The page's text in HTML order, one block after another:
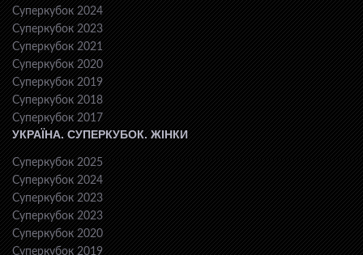
Суперкубок 2024
Суперкубок 2023
Суперкубок 2021
Суперкубок 2020
Суперкубок 2019
Суперкубок 2018
Суперкубок 2017
УКРАЇНА. СУПЕРКУБОК. ЖІНКИ
Суперкубок 2025
Суперкубок 2024
Суперкубок 2023
Суперкубок 2023
Суперкубок 2020
Суперкубок 2019